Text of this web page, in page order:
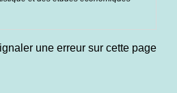
une erreur sur cette page